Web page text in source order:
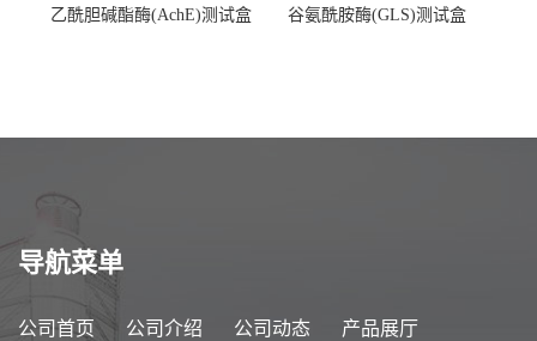
乙酰胆碱酯酶(AchE)测试盒 谷氨酰胺酶(GLS)测试盒
导航菜单
公司首页 公司介绍 公司动态 产品展厅